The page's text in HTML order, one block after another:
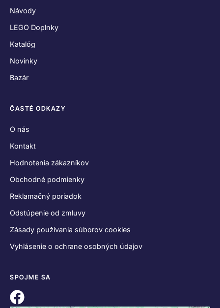
Návody
LEGO Doplnky
Katalóg
Novinky
Bazár
ČASTÉ ODKAZY
O nás
Kontakt
Hodnotenia zákazníkov
Obchodné podmienky
Reklamačný poriadok
Odstúpenie od zmluvy
Zásady používania súborov cookies
Vyhlásenie o ochrane osobných údajov
SPOJME SA